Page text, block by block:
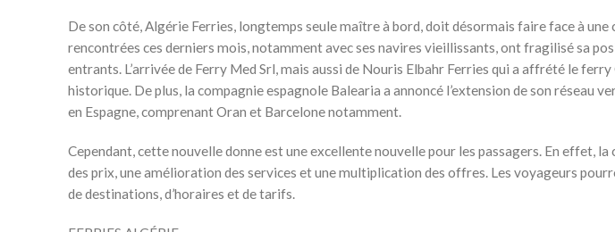
De son côté, Algérie Ferries, longtemps seule maître à bord, doit désormais faire face à une
rencontrées ces derniers mois, notamment avec ses navires vieillissants, ont fragilisé sa
entrants. L’arrivée de Ferry Med Srl, mais aussi de Nouris Elbahr Ferries qui a affrété le
historique. De plus, la compagnie espagnole Balearia a annoncé l’extension de son réseau
en Espagne, comprenant Oran et Barcelone notamment.
Cependant, cette nouvelle donne est une excellente nouvelle pour les passagers. En effet,
des prix, une amélioration des services et une multiplication des offres. Les voyageurs
de destinations, d’horaires et de tarifs.